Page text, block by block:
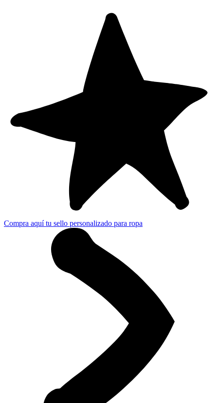
Compra aquí tu sello personalizado para ropa